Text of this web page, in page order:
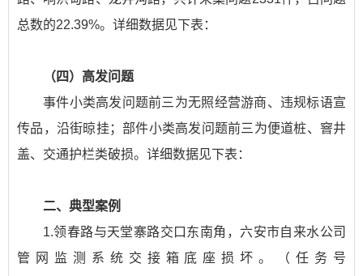
总数的22.39%。详细数据见下表：
（四）高发问题
事件小类高发问题前三为无照经营游商、违规标语宣
传品，沿街晾挂；部件小类高发问题前三为便道桩、窨井
盖、交通护栏类破损。详细数据见下表：
二、典型案例
1.领春路与天堂寨路交口东南角，六安市自来水公司
管网监测系统交接箱底座损坏。（任务号